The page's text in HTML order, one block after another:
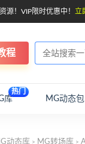
源！VIP限时优惠中！ 立
程
库
热门
MG动态包
动态库 > MG转场库 >